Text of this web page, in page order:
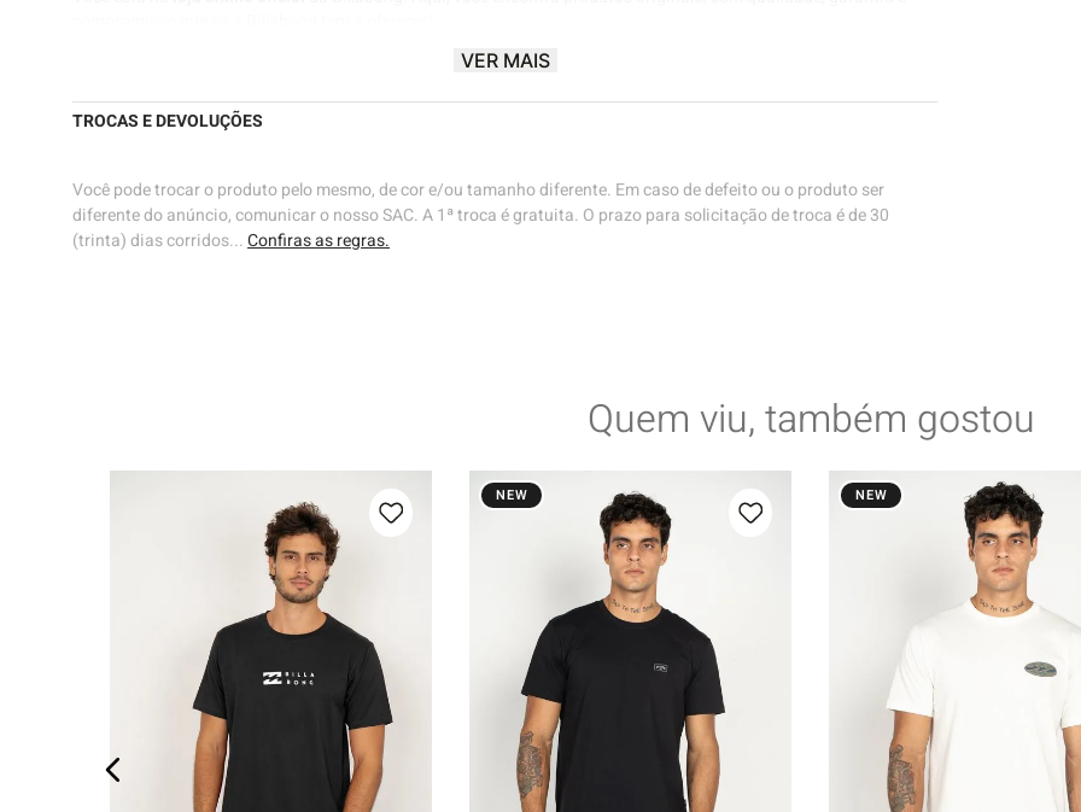
VER MAIS
TROCAS E DEVOLUÇÕES
Você pode trocar o produto pelo mesmo, de cor e/ou tamanho diferente. Em caso de defeito ou o produto ser
diferente do anúncio, comunicar o nosso SAC. A 1ª troca é gratuita. O prazo para solicitação de troca é de 30
(trinta) dias corridos...Confiras as regras.
Quem viu, também gostou
NEW NEW